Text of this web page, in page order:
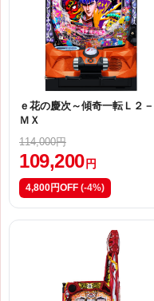
ｅ花の慶次～傾奇一転Ｌ２－
ＭＸ
114,000円
109,200 円
4,800円OFF (-4%)